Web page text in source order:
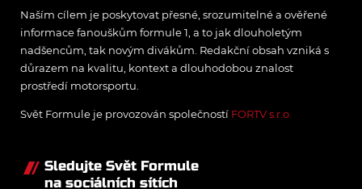
Naším cílem je poskytovat přesné, srozumitelné a ověřené
informace fanouškům formule 1, a to jak dlouholetým
nadšencům, tak novým divákům. Redakční obsah vzniká s
důrazem na kvalitu, kontext a dlouhodobou znalost
prostředí motorsportu.
Svět Formule je provozován společností FORTV s.r.o.
Sledujte Svět Formule
na sociálních sítích